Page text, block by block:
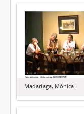
Madariaga, Mónica I